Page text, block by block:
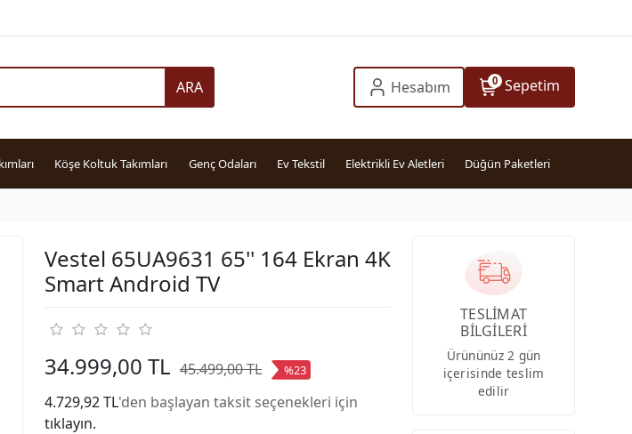
ARA Hesabım 0 Sepetim
Köşe Koltuk Takımları Genç Odaları Ev Tekstil Elektrikli Ev Aletleri Düğün Paketleri
Vestel 65UA9631 65'' 164 Ekran 4K
Smart Android TV
34.999,00 TL 45.499,00 TL %23
4.729,92 TL'den başlayan taksit seçenekleri için
tıklayın.
TESLİMAT
BİLGİLERİ
Ürününüz 2 gün
içerisinde teslim
edilir